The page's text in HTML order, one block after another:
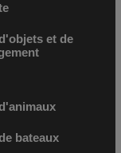
et de
bateaux